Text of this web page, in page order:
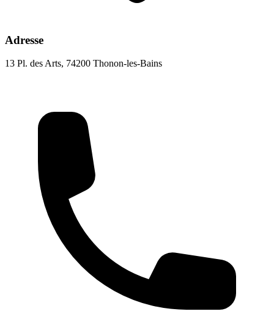
Adresse
13 Pl. des Arts, 74200 Thonon-les-Bains